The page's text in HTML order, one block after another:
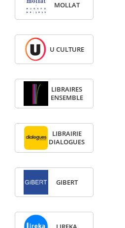
MOLLAT
U CULTURE
LIBRAIRES
ENSEMBLE
LIBRAIRIE
DIALOGUES
GIBERT